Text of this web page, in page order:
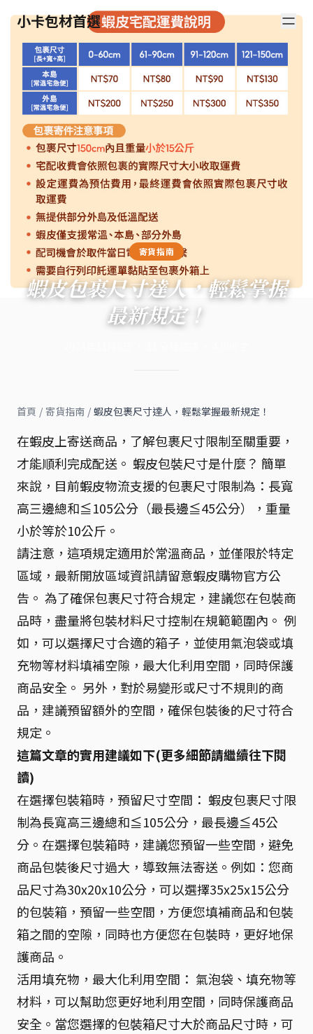
小卡包材首選
寄貨指南
蝦皮包裹尺寸達人，輕鬆掌握
最新規定！
首頁 / 寄貨指南 / 蝦皮包裹尺寸達人，輕鬆掌握最新規定！
在蝦皮上寄送商品，了解包裹尺寸限制至關重要，
才能順利完成配送。 蝦皮包裝尺寸是什麼？ 簡單
來說，目前蝦皮物流支援的包裹尺寸限制為：長寬
高三邊總和≦105公分（最長邊≦45公分），重量
小於等於10公斤。
請注意，這項規定適用於常溫商品，並僅限於特定
區域，最新開放區域資訊請留意蝦皮購物官方公
告。 為了確保包裹尺寸符合規定，建議您在包裝商
品時，盡量將包裝材料尺寸控制在規範範圍內。 例
如，可以選擇尺寸合適的箱子，並使用氣泡袋或填
充物等材料填補空隙，最大化利用空間，同時保護
商品安全。 另外，對於易變形或尺寸不規則的商
品，建議預留額外的空間，確保包裝後的尺寸符合
規定。
這篇文章的實用建議如下(更多細節請繼續往下閱
讀)
在選擇包裝箱時，預留尺寸空間： 蝦皮包裹尺寸限
制為長寬高三邊總和≦105公分，最長邊≦45公
分。在選擇包裝箱時，建議您預留一些空間，避免
商品包裝後尺寸過大，導致無法寄送。例如：您商
品尺寸為30x20x10公分，可以選擇35x25x15公分
的包裝箱，預留一些空間，方便您填補商品和包裝
箱之間的空隙，同時也方便您在包裝時，更好地保
護商品。
活用填充物，最大化利用空間： 氣泡袋、填充物等
材料，可以幫助您更好地利用空間，同時保護商品
安全。當您選擇的包裝箱尺寸大於商品尺寸時，可